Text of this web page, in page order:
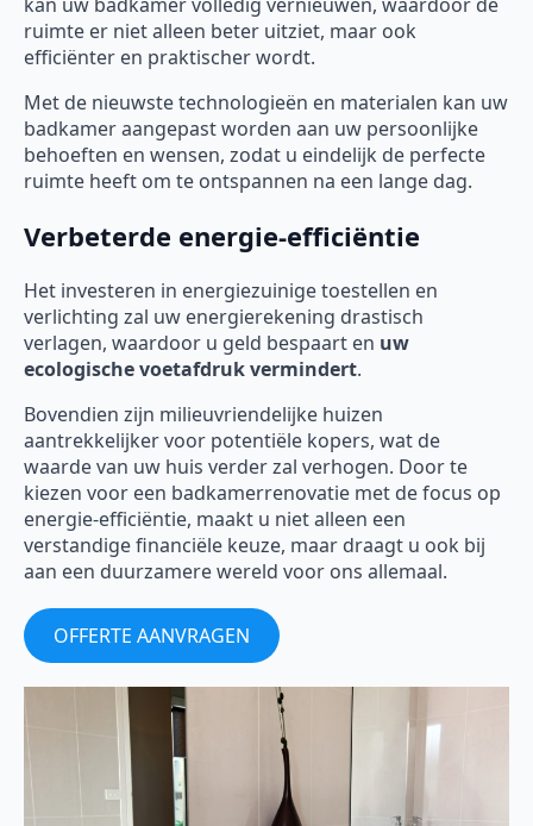
ruimte er niet alleen beter uitziet, maar ook
efficiënter en praktischer wordt.
Met de nieuwste technologieën en materialen kan uw
badkamer aangepast worden aan uw persoonlijke
behoeften en wensen, zodat u eindelijk de perfecte
ruimte heeft om te ontspannen na een lange dag.
Verbeterde energie-efficiëntie
Het investeren in energiezuinige toestellen en
verlichting zal uw energierekening drastisch
verlagen, waardoor u geld bespaart en uw
ecologische voetafdruk vermindert.
Bovendien zijn milieuvriendelijke huizen
aantrekkelijker voor potentiële kopers, wat de
waarde van uw huis verder zal verhogen. Door te
kiezen voor een badkamerrenovatie met de focus op
energie-efficiëntie, maakt u niet alleen een
verstandige financiële keuze, maar draagt u ook bij
aan een duurzamere wereld voor ons allemaal.
OFFERTE AANVRAGEN